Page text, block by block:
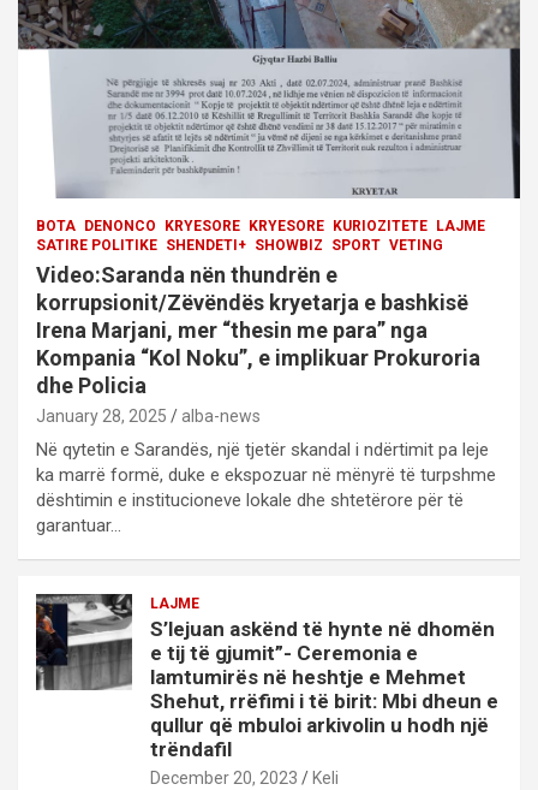
i
o
BOTA DENONCO KRYESORE KRYESORE KURIOZITETE
LAJME
SATIRE POLITIKE SHENDETI+ SHOWBIZ SPORT VETING
Video:Saranda nën thundrën e
korrupsionit/Zëvëndës kryetarja e bashkisë
Irena Marjani, mer “thesin me para” nga
Kompania “Kol Noku”, e implikuar Prokuroria
dhe Policia
January 28, 2025 alba-news
Në qytetin e Sarandës, një tjetër skandal i ndërtimit pa leje
ka marrë formë, duke e ekspozuar në mënyrë të turpshme
dështimin e institucioneve lokale dhe shtetërore për të
garantuar…
LAJME
S’lejuan askënd të hynte në dhomën
e tij të gjumit”- Ceremonia e
lamtumirës në heshtje e Mehmet
Shehut, rrëfimi i të birit: Mbi dheun e
qullur që mbuloi arkivolin u hodh një
trëndafil
December 20, 2023 Keli